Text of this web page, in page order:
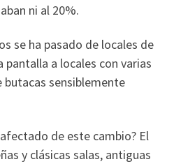
ni al 20%.
se ha pasado de locales de
a locales con varias
butacas sensiblemente
de este cambio? El
y clásicas salas, antiguas